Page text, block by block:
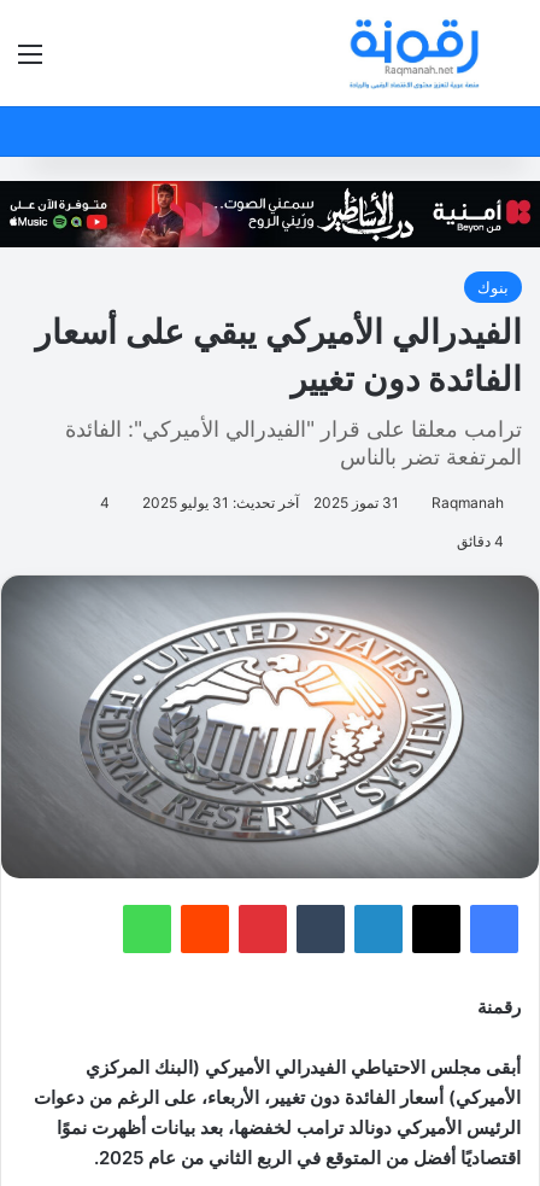
بحث عن
بنوك
الفيدرالي الأميركي يبقي على أسعار
الفائدة دون تغيير
ترامب معلقا على قرار "الفيدرالي الأميركي": الفائدة
المرتفعة تضر بالناس
Raqmanah 31 تموز 2025 آخر تحديث: 31 يوليو 2025 4
فيسبوك لينكدإن بينتيريست
رقمنة
أبقى مجلس الاحتياطي الفيدرالي الأميركي (البنك المركزي
الأميركي) أسعار الفائدة دون تغيير، الأربعاء، على الرغم من دعوات
الرئيس الأميركي دونالد ترامب لخفضها، بعد بيانات أظهرت نموًا
اقتصاديًا أفضل من المتوقع في الربع الثاني من عام 2025.